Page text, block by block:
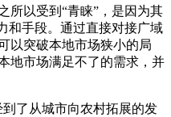
以受到“青睐”，是因为其
和手段。通过直接对接广域
以突破本地市场狭小的局
地市场满足不了的需求，并
了从城市向农村拓展的发